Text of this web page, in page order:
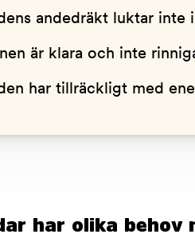
andedräkt luktar inte
är klara och inte
har tillräckligt med
har olika behov